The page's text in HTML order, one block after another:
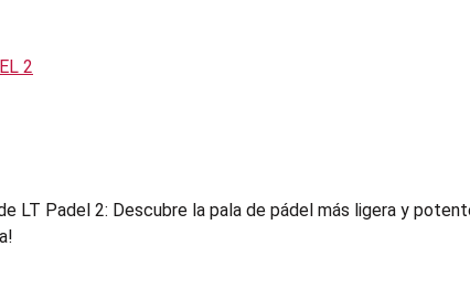
LT Padel 2: Descubre la pala de pádel más ligera y